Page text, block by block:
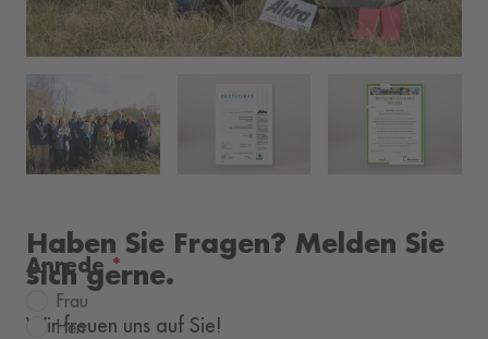
Haben Sie Fragen? Melden Sie
sich gerne.
Wir freuen uns auf Sie!
Anrede*
Frau
Herr